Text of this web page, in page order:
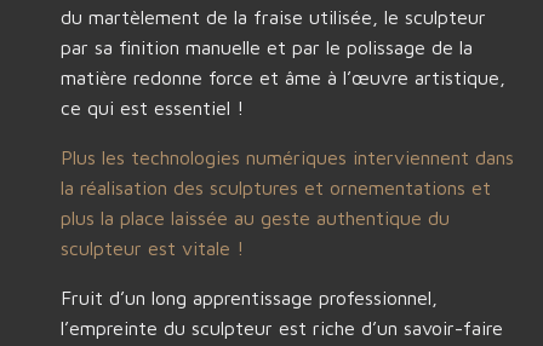
du martèlement de la fraise utilisée, le sculpteur
par sa finition manuelle et par le polissage de la
matière redonne force et âme à l’œuvre artistique,
ce qui est essentiel !
Plus les technologies numériques interviennent dans
la réalisation des sculptures et ornementations et
plus la place laissée au geste authentique du
sculpteur est vitale !
Fruit d’un long apprentissage professionnel,
l’empreinte du sculpteur est riche d’un savoir-faire